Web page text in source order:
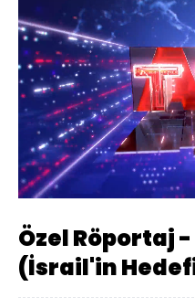
Aç
Yüklendi:
2.12%
Özel Röportaj -
(İsrail'in